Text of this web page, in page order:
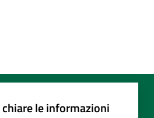
le informazioni